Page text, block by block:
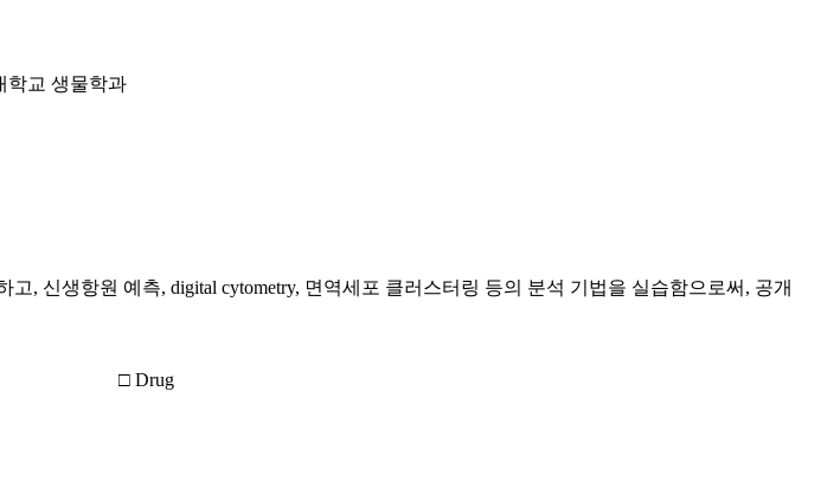
학교 생물학과
, 신생항원 예측, digital cytometry, 면역세포 클러스터링 등의 분석 기법을 실습함으로써, 공개
□ Drug